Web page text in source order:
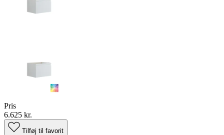
Pris
6.625 kr.
Tilføj til favorit